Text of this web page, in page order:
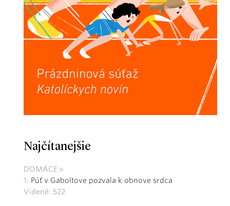
Najčítanejšie
DOMÁCE
Púť v Gaboltove pozvala k obnove srdca
Videné: 522